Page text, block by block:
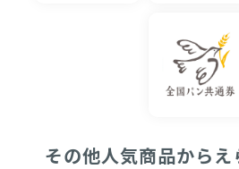
その他人気商品からえ